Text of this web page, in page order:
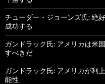
チューダー・ジョーンズ氏: 絶
成功する
ガンドラック氏: アメリカは米
すべきだ
ガンドラック氏: アメリカが利
能性